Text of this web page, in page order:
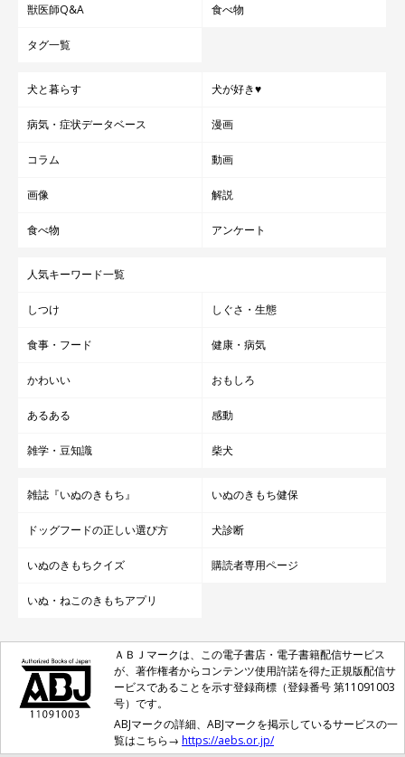
歩くのイヤイヤ！「拒否柴」な一面も
獣医師Q&A 食べ物
タグ一覧
犬と暮らす 犬が好き♥
病気・症状データベース 漫画
コラム 動画
画像 解説
食べ物 アンケート
人気キーワード一覧
しつけ しぐさ・生態
食事・フード 健康・病気
かわいい おもしろ
あるある 感動
雑学・豆知識 柴犬
雑誌『いぬのきもち』 いぬのきもち健保
ドッグフードの正しい選び方 犬診断
いぬのきもちクイズ 購読者専用ページ
いぬ・ねこのきもちアプリ
ＡＢＪマークは、この電子書店・電子書籍配信サービス
が、著作権者からコンテンツ使用許諾を得た正規版配信サ
ービスであることを示す登録商標（登録番号 第11091003
号）です。
ABJマークの詳細、ABJマークを掲示しているサービスの一
覧はこちら→ https://aebs.or.jp/